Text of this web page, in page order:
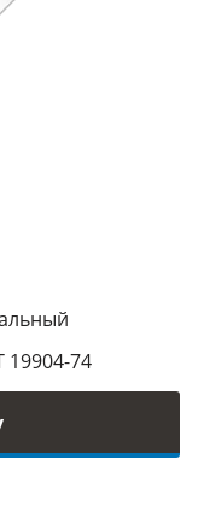
19904-74